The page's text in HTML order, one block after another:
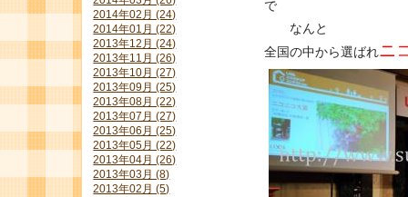
で
なんと
全国の中から選ばれニ
2014年02月 (24)
2014年01月 (22)
2013年12月 (24)
2013年11月 (26)
2013年10月 (27)
2013年09月 (25)
2013年08月 (22)
2013年07月 (27)
2013年06月 (25)
2013年05月 (22)
2013年04月 (26)
2013年03月 (8)
2013年02月 (5)